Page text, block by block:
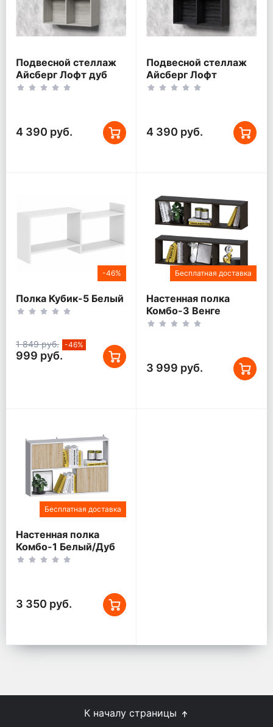
Подвесной стеллаж
Айсберг Лофт дуб
крафт белый
4 390 руб.
Подвесной стеллаж
Айсберг Лофт
северное дерево
4 390 руб.
-46%
Полка Кубик-5 Белый
1 849 руб. -46%
999 руб.
Бесплатная доставка
Настенная полка
Комбо-3 Венге
3 999 руб.
Бесплатная доставка
Настенная полка
Комбо-1 Белый/Дуб
сонома
3 350 руб.
К началу страницы